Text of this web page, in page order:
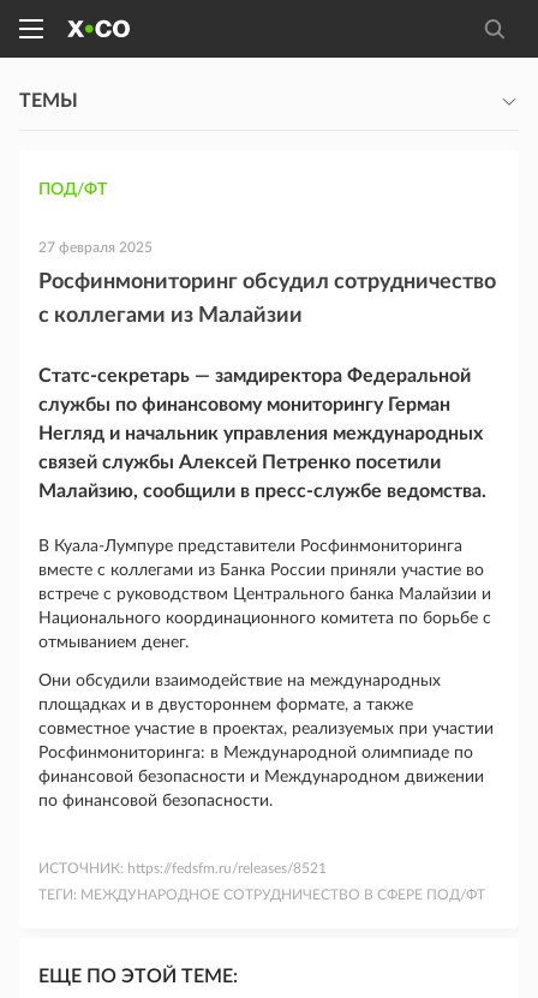
ТЕМЫ
ПОД/ФТ
27 февраля 2025
Росфинмониторинг обсудил сотрудничество
с коллегами из Малайзии
Статс-секретарь — замдиректора Федеральной
службы по финансовому мониторингу Герман
Негляд и начальник управления международных
связей службы Алексей Петренко посетили
Малайзию, сообщили в пресс-службе ведомства.
В Куала-Лумпуре представители Росфинмониторинга
вместе с коллегами из Банка России приняли участие во
встрече с руководством Центрального банка Малайзии и
Национального координационного комитета по борьбе с
отмыванием денег.
Они обсудили взаимодействие на международных
площадках и в двустороннем формате, а также
совместное участие в проектах, реализуемых при участии
Росфинмониторинга: в Международной олимпиаде по
финансовой безопасности и Международном движении
по финансовой безопасности.
ИСТОЧНИК: https://fedsfm.ru/releases/8521
ТЕГИ: МЕЖДУНАРОДНОЕ СОТРУДНИЧЕСТВО В СФЕРЕ ПОД/ФТ
ЕЩЕ ПО ЭТОЙ ТЕМЕ: